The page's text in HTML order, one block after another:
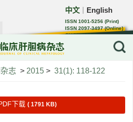
中文 English
ISSN 1001-5256 (Print)
ISSN 2097-3497 (Online)
CN 22-1108/R
志 > 2015 > 31(1): 118-122
下载 ( 1791 KB)